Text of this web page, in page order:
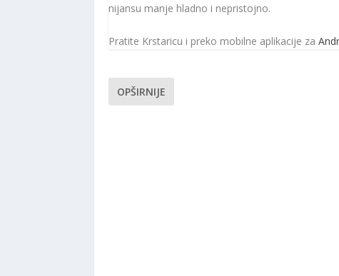
nijansu manje hladno i nepristojno.
Pratite Krstaricu i preko mobilne aplikacije za
OPŠIRNIJE